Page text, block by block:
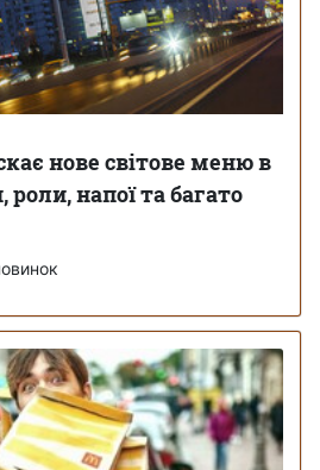
нове світове меню в
роли, напої та багато